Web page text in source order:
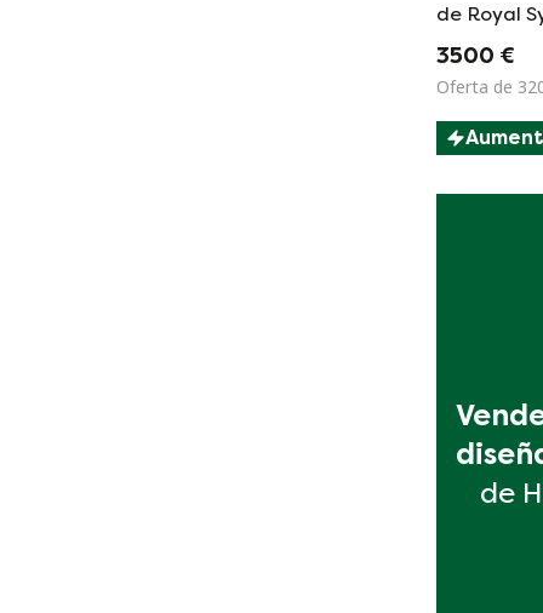
de Royal
modular
soportes
3500 €
Oferta de
de